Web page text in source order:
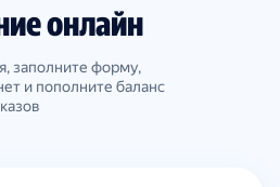
онлайн
заполните форму,
и пополните баланс